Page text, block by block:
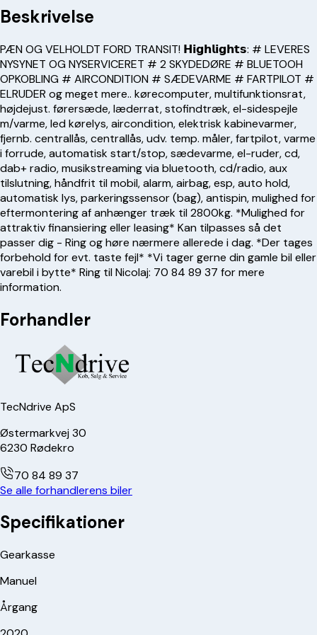
Beskrivelse
PÆN OG VELHOLDT FORD TRANSIT! 𝗛𝗶𝗴𝗵𝗹𝗶𝗴𝗵𝘁𝘀: # LEVERES
NYSYNET OG NYSERVICERET # 2 SKYDEDØRE # BLUETOOH
OPKOBLING # AIRCONDITION # SÆDEVARME # FARTPILOT #
ELRUDER og meget mere.. kørecomputer, multifunktionsrat,
højdejust. førersæde, læderrat, stofindtræk, el-sidespejle
m/varme, led kørelys, aircondition, elektrisk kabinevarmer,
fjernb. centrallås, centrallås, udv. temp. måler, fartpilot, varme
i forrude, automatisk start/stop, sædevarme, el-ruder, cd,
dab+ radio, musikstreaming via bluetooth, cd/radio, aux
tilslutning, håndfrit til mobil, alarm, airbag, esp, auto hold,
automatisk lys, parkeringssensor (bag), antispin, mulighed for
eftermontering af anhænger træk til 2800kg. *Mulighed for
attraktiv finansiering eller leasing* Kan tilpasses så det
passer dig - Ring og høre nærmere allerede i dag. *Der tages
forbehold for evt. taste fejl* *Vi tager gerne din gamle bil eller
varebil i bytte* Ring til Nicolaj: 70 84 89 37 for mere
information.
Forhandler
TecNdrive ApS
Østermarkvej 30
6230 Rødekro
70 84 89 37
Se alle forhandlerens biler
Specifikationer
Gearkasse
Manuel
Årgang